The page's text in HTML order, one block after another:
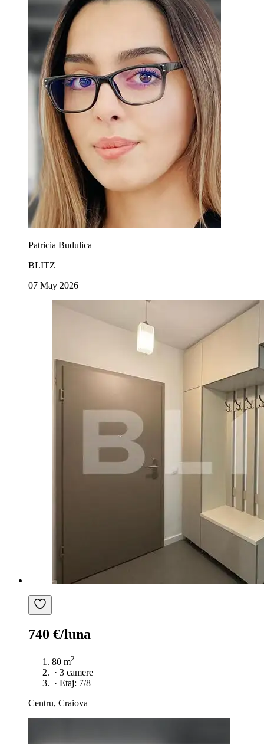
Patricia Budulica
BLITZ
07 May 2026
740 €/luna
80 m2
· 3 camere
· Etaj: 7/8
Centru, Craiova